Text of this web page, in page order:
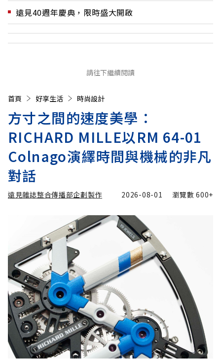
遠見40週年慶典，限時盛大開啟
請往下繼續閱讀
首頁 好享生活 時尚設計
方寸之間的速度美學：
RICHARD MILLE以RM 64-01
Colnago演繹時間與機械的非凡
對話
遠見雜誌整合傳播部企劃製作 2026-08-01 瀏覽數600+